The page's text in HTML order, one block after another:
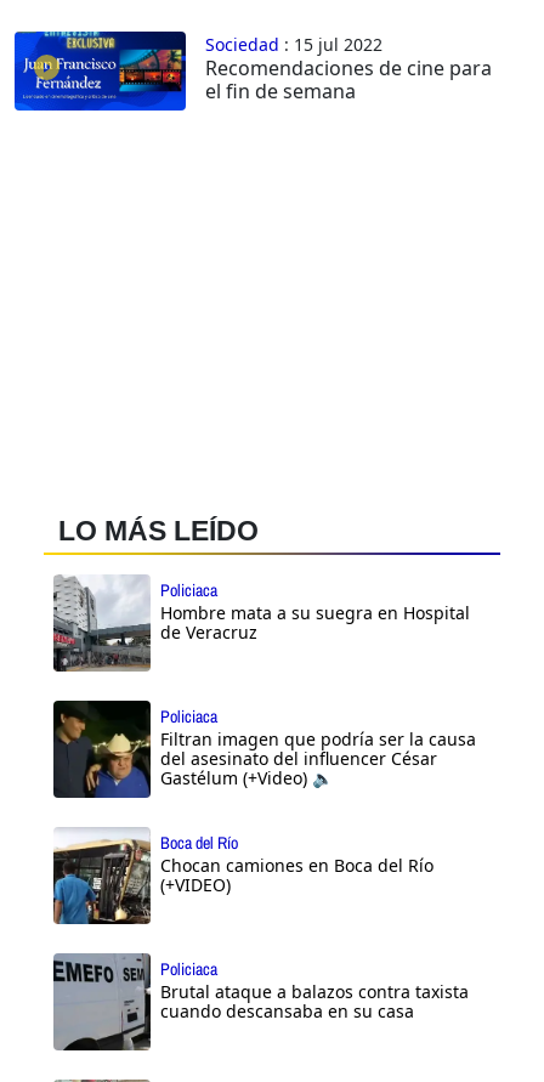
Sociedad : 15 jul 2022
Recomendaciones de cine para
el fin de semana
LO MÁS LEÍDO
Policiaca
Hombre mata a su suegra en Hospital
de Veracruz
Policiaca
Filtran imagen que podría ser la causa
del asesinato del influencer César
Gastélum (+Video) 🔈
Boca del Río
Chocan camiones en Boca del Río
(+VIDEO)
Policiaca
Brutal ataque a balazos contra taxista
cuando descansaba en su casa